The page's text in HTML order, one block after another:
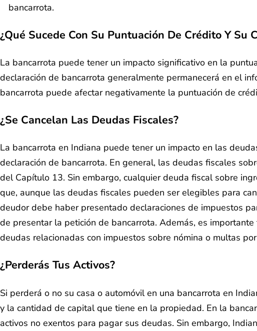
bancarrota.
¿Qué Sucede Con Su Puntuación De Crédito Y
La bancarrota puede tener un impacto significativo en la
declaración de bancarrota generalmente permanecerá en el
bancarrota puede afectar negativamente la puntuación de
¿Se Cancelan Las Deudas Fiscales?
La bancarrota en Indiana puede tener un impacto en las
declaración de bancarrota. En general, las deudas fiscales
del Capítulo 13. Sin embargo, cualquier deuda fiscal sobre
que, aunque las deudas fiscales pueden ser elegibles para
deudor debe haber presentado declaraciones de impuestos
de presentar la petición de bancarrota. Además, es
deudas relacionadas con impuestos sobre nómina o multas
¿Perderás Tus Activos?
Si perderá o no su casa o automóvil en una bancarrota en
y la cantidad de capital que tiene en la propiedad. En la
activos no exentos para pagar sus deudas. Sin embargo,